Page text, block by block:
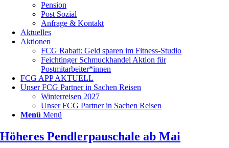
Pension
Post Sozial
Anfrage & Kontakt
Aktuelles
Aktionen
FCG Rabatt: Geld sparen im Fitness-Studio
Feichtinger Schmuckhandel Aktion für
Postmitarbeiter*innen
FCG APP AKTUELL
Unser FCG Partner in Sachen Reisen
Winterreisen 2027
Unser FCG Partner in Sachen Reisen
Menü Menü
Höheres Pendlerpauschale ab Mai